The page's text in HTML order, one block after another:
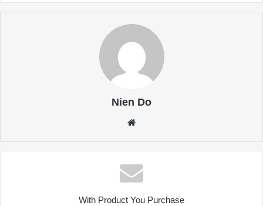
Nien Do
With Product You Purchase